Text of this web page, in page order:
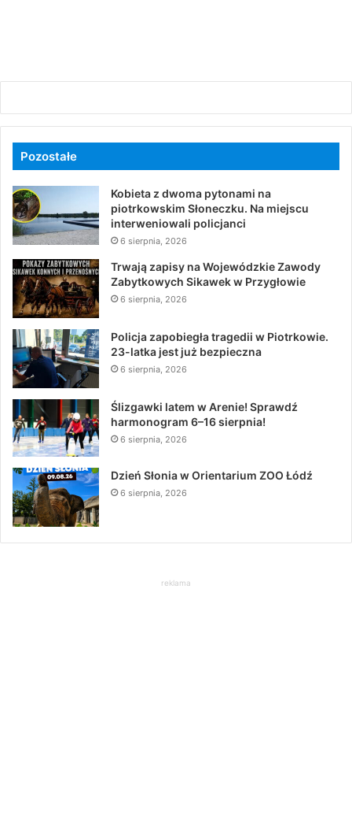
Pozostałe
Kobieta z dwoma pytonami na
piotrkowskim Słoneczku. Na miejscu
interweniowali policjanci
6 sierpnia, 2026
Trwają zapisy na Wojewódzkie Zawody
Zabytkowych Sikawek w Przygłowie
6 sierpnia, 2026
Policja zapobiegła tragedii w Piotrkowie.
23-latka jest już bezpieczna
6 sierpnia, 2026
Ślizgawki latem w Arenie! Sprawdź
harmonogram 6–16 sierpnia!
6 sierpnia, 2026
Dzień Słonia w Orientarium ZOO Łódź
6 sierpnia, 2026
reklama